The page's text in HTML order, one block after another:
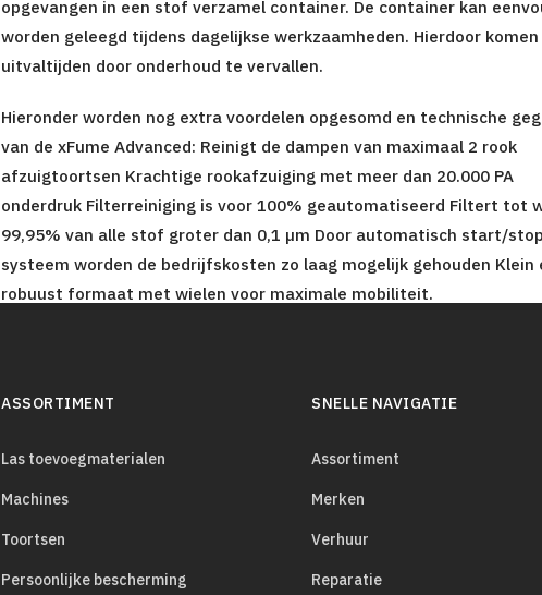
opgevangen in een stof verzamel container. De container kan
worden geleegd tijdens dagelijkse werkzaamheden. Hierdoor komen
uitvaltijden door onderhoud te vervallen.
Hieronder worden nog extra voordelen opgesomd en technische
van de xFume Advanced: Reinigt de dampen van maximaal 2 rook
afzuigtoortsen Krachtige rookafzuiging met meer dan 20.000 PA
onderdruk Filterreiniging is voor 100% geautomatiseerd Filtert tot
99,95% van alle stof groter dan 0,1 µm Door automatisch start/
systeem worden de bedrijfskosten zo laag mogelijk gehouden Klein
robuust formaat met wielen voor maximale mobiliteit.
ASSORTIMENT
Las toevoegmaterialen
Machines
Toortsen
Persoonlijke bescherming
SNELLE NAVIGATIE
Assortiment
Merken
Verhuur
Reparatie